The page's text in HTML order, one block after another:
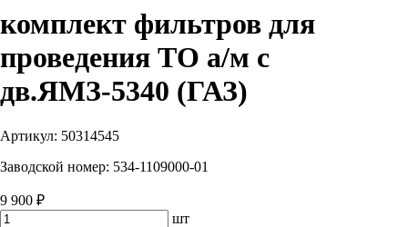
комплект фильтров для
проведения ТО а/м с
дв.ЯМЗ-5340 (ГАЗ)
Артикул: 50314545
Заводской номер: 534-1109000-01
9 900 ₽
шт